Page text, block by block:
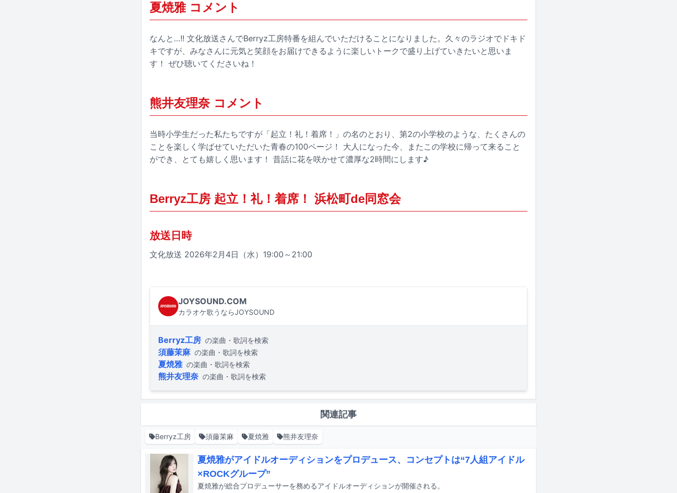
夏焼雅 コメント
なんと…!! 文化放送さんでBerryz工房特番を組んでいただけることになりました。久々のラジオでドキド
キですが、みなさんに元気と笑顔をお届けできるように楽しいトークで盛り上げていきたいと思いま
す！ ぜひ聴いてくださいね！
熊井友理奈 コメント
当時小学生だった私たちですが「起立！礼！着席！」の名のとおり、第2の小学校のような、たくさんの
ことを楽しく学ばせていただいた青春の100ページ！ 大人になった今、またこの学校に帰って来ること
ができ、とても嬉しく思います！ 昔話に花を咲かせて濃厚な2時間にします♪
Berryz工房 起立！礼！着席！ 浜松町de同窓会
放送日時
文化放送 2026年2月4日（水）19:00～21:00
JOYSOUND.COM
カラオケ歌うならJOYSOUND
Berryz工房 の楽曲・歌詞を検索
須藤茉麻 の楽曲・歌詞を検索
夏焼雅 の楽曲・歌詞を検索
熊井友理奈 の楽曲・歌詞を検索
関連記事
Berryz工房 須藤茉麻 夏焼雅 熊井友理奈
夏焼雅がアイドルオーディションをプロデュース、コンセプトは“7人組アイドル
×ROCKグループ”
夏焼雅が総合プロデューサーを務めるアイドルオーディションが開催される。